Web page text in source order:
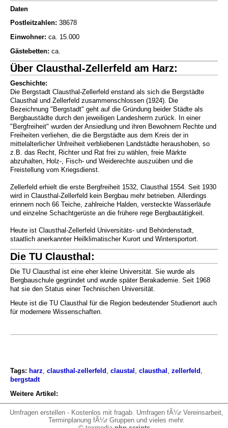
Daten
Postleitzahlen: 38678
Einwohner: ca. 15.000
Gästebetten: ca.
Über Clausthal-Zellerfeld am Harz:
Geschichte:
Die Bergstadt Clausthal-Zellerfeld enstand als sich die Bergstädte
Clausthal und Zellerfeld zusammenschlossen (1924). Die
Bezeichnung "Bergstadt" geht auf die Gründung beider Städte als
Bergbaustädte durch den jeweiligen Landesherrn zurück. In einer
"Bergfreiheit" wurden der Ansiedlung und ihren Bewohnern Rechte und
Freiheiten verliehen, die die Bergstädte aus dem Kreis der in
mittelalterlicher Unfreiheit verbliebenen Landstädte heraushoben, so
z.B. das Recht, Richter und Rat frei zu wählen, freie Märkte
abzuhalten, Holz-, Fisch- und Weiderechte auszuüben und die
Freistellung vom Kriegsdienst.
Zellerfeld erhielt die erste Bergfreiheit 1532, Clausthal 1554. Seit 1930
wird in Clausthal-Zellerfeld kein Bergbau mehr betrieben. Allerdings
erinnern noch 66 Teiche, zahlreiche Halden, versteckte Wasserläufe
und einzelne Schachtgerüste an die frühere rege Bergbautätigkeit.
Heute ist Clausthal-Zellerfeld Universitäts- und Behördenstadt,
staatlich anerkannter Heilklimatischer Kurort und Wintersportort.
Die TU Clausthal:
Die TU Clausthal ist eine eher kleine Universität. Sie wurde als
Bergbauschule gegründet und wurde später Berakademie. Seit 1968
hat sie den Status einer Technischen Universität.
Heute ist die TU Clausthal für die Region bedeutender Studienort auch
für modernere Wissenschaften.
Tags: harz clausthal-zellerfeld claustal clausthal zellerfeld
bergstadt
Weitere Artikel:
Umfragen erstellen - Kostenlos mit fragab. Umfragen fÃ¼r Vereinsarbeit,
Terminplanung fÃ¼r Gruppen und vieles mehr.